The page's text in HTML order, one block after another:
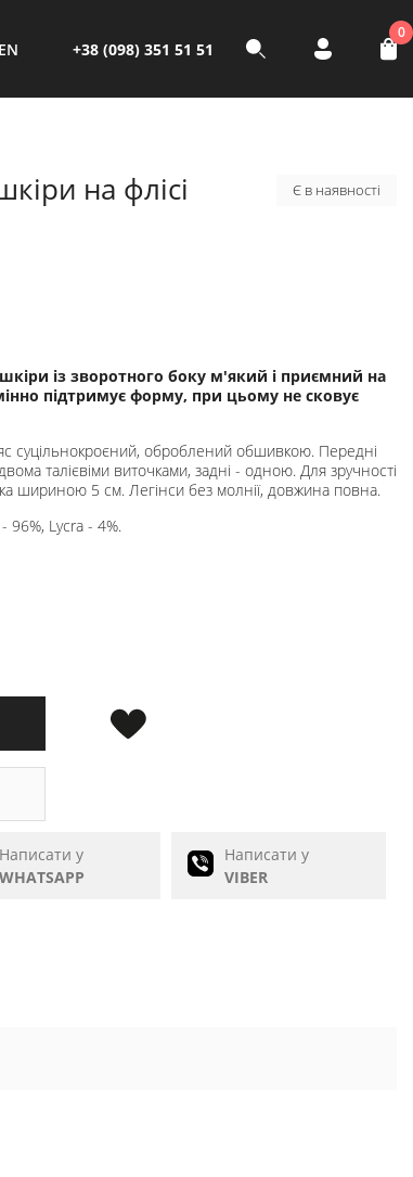
EN +38 (098) 351 51 51
0
на флісі Є в наявності
шкіри із зворотного боку м'який і приємний на
підтримує форму, при цьому не сковує
суцільнокроєний, оброблений обшивкою. Передні
талієвіми виточками, задні - одною. Для зручності
шириною 5 см. Легінси без молнії, довжина повна.
96%, Lycra - 4%.
Написати у
WHATSAPP
Написати у
VIBER